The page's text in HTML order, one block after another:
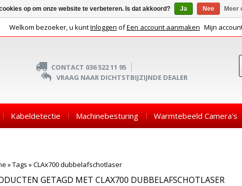
Welkom bezoeker, u kuntInloggen ofEen account aanmaken Mijn
CONTACT 036 522 11 95
VRAAG NAAR DICHTSTBIJZIJNDE DEALER
Kabeldetectie Machinebesturing Warmtebeeld Camera's
»Tags »CLAx700 dubbelafschotlaser
GETAGD MET CLAX700 DUBBELAFSCHOTLASER
op om onze website te verbeteren. Is dat akkoord? Ja Nee Meer